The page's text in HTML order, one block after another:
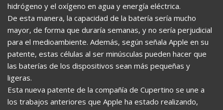
hidrógeno y el oxígeno en agua y energía eléctrica.
De esta manera, la capacidad de la batería sería mucho
mayor, de forma que duraría semanas, y no sería perjudicial
para el medioambiente. Además, según señala Apple en su
patente, estas células al ser minúsculas pueden hacer que
las baterías de los dispositivos sean más pequeñas y
ligeras.
Esta nueva patente de la compañía de Cupertino se une a
los trabajos anteriores que Apple ha estado realizando,